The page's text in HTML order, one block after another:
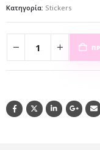
Κατηγορία: Stickers